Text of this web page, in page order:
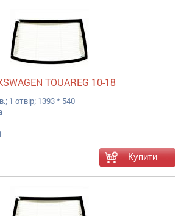
TOUAREG 10-18
1 отвір; 1393 * 540